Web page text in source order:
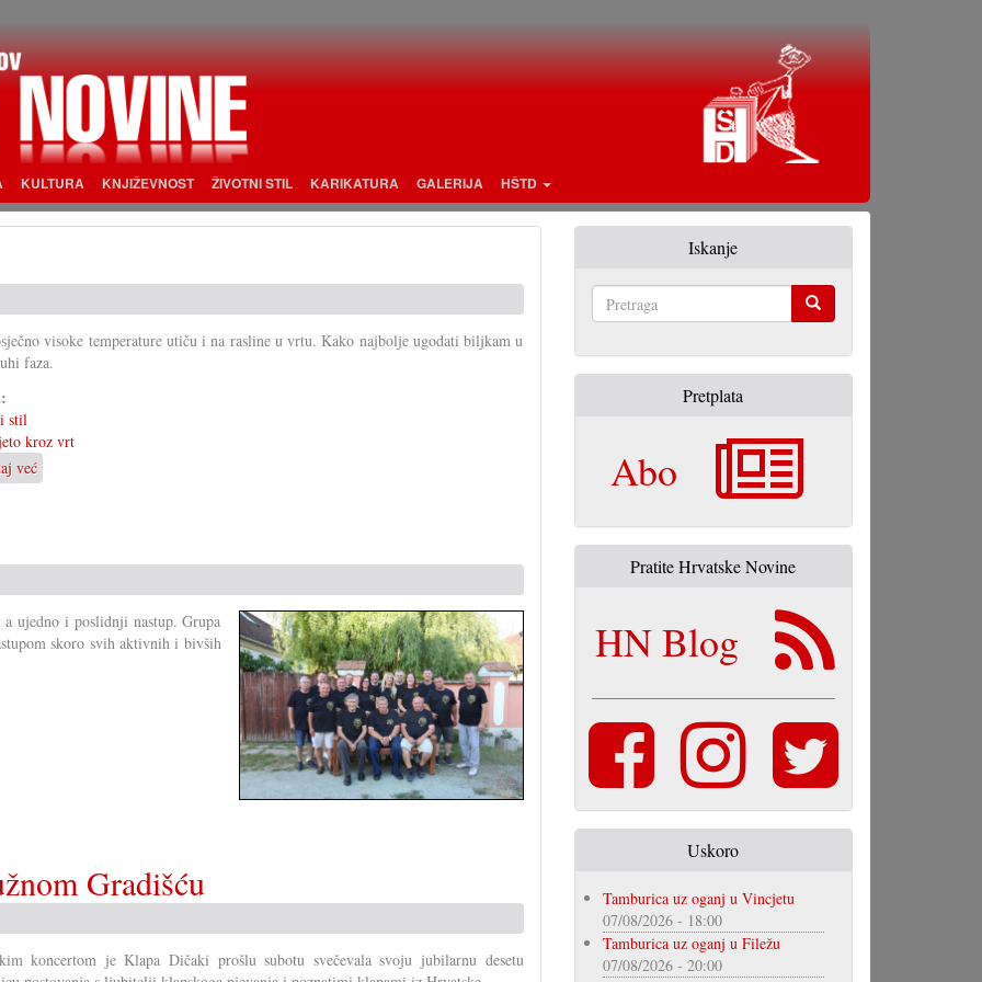
KULTURA KNJIŽEVNOST ŽIVOTNI STIL KARIKATURA GALERIJA HŠTD
visoke temperature utiču i na rasline u vrtu. Kako najbolje ugodati biljkam u
faza.
stil
kroz vrt
već
Vrt
ujedno i poslidnji nastup. Grupa
skoro svih aktivnih i bivših
Gradišću
koncertom je Klapa Dičaki prošlu subotu svečevala svoju jubilarnu desetu
Iskanje
Pretplata
Abo
Pratite Hrvatske Novine
HN Blog
Uskoro
Tamburica uz oganj u Vincjetu
07/08/2026 - 18:00
Tamburica uz oganj u Filežu
07/08/2026 - 20:00